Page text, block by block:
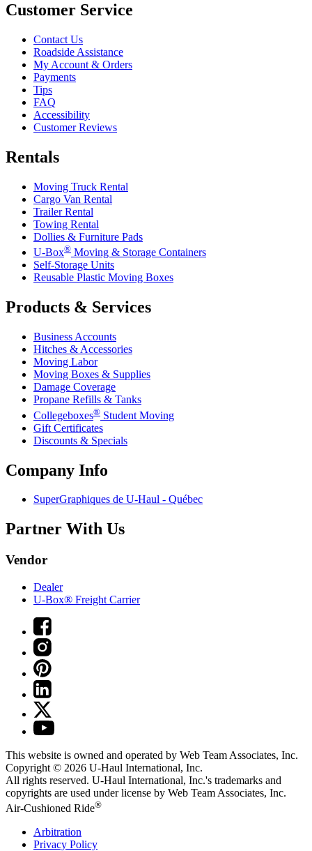
Customer Service
Contact Us
Roadside Assistance
My Account & Orders
Payments
Tips
FAQ
Accessibility
Customer Reviews
Rentals
Moving Truck Rental
Cargo Van Rental
Trailer Rental
Towing Rental
Dollies & Furniture Pads
U-Box® Moving & Storage Containers
Self-Storage Units
Reusable Plastic Moving Boxes
Products & Services
Business Accounts
Hitches & Accessories
Moving Labor
Moving Boxes & Supplies
Damage Coverage
Propane Refills & Tanks
Collegeboxes® Student Moving
Gift Certificates
Discounts & Specials
Company Info
SuperGraphiques de U-Haul - Québec
Partner With Us
Vendor
Dealer
U-Box® Freight Carrier
This website is owned and operated by Web Team Associates, Inc.
Copyright © 2026 U-Haul International, Inc.
All rights reserved. U-Haul International, Inc.'s trademarks and
copyrights are used under license by Web Team Associates, Inc.
Air-Cushioned Ride®
Arbitration
Privacy Policy